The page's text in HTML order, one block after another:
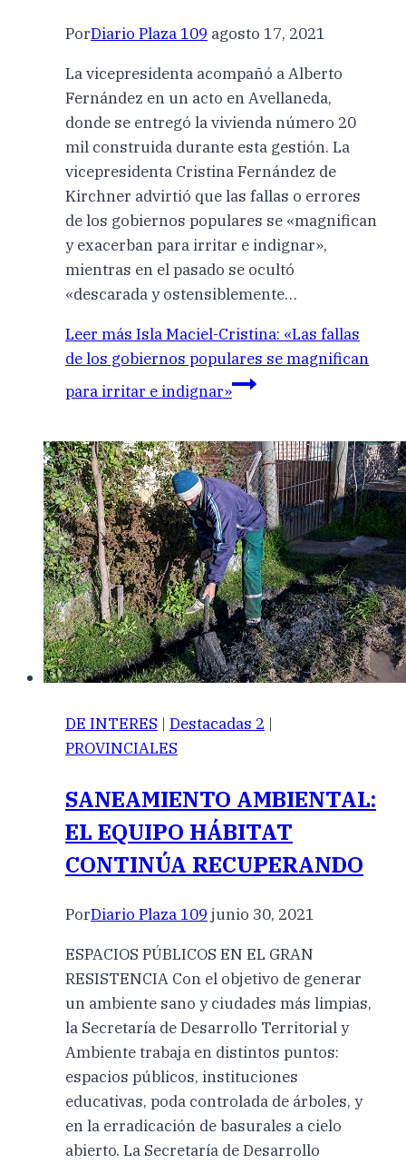
PorDiario Plaza 109 agosto 17, 2021
La vicepresidenta acompañó a Alberto
Fernández en un acto en Avellaneda,
donde se entregó la vivienda número 20
mil construida durante esta gestión. La
vicepresidenta Cristina Fernández de
Kirchner advirtió que las fallas o errores
de los gobiernos populares se «magnifican
y exacerban para irritar e indignar»,
mientras en el pasado se ocultó
«descarada y ostensiblemente…
Leer más Isla Maciel-Cristina: «Las fallas
de los gobiernos populares se magnifican
para irritar e indignar»
DE INTERES | Destacadas 2 |
PROVINCIALES
SANEAMIENTO AMBIENTAL:
EL EQUIPO HÁBITAT
CONTINÚA RECUPERANDO
PorDiario Plaza 109 junio 30, 2021
ESPACIOS PÚBLICOS EN EL GRAN
RESISTENCIA Con el objetivo de generar
un ambiente sano y ciudades más limpias,
la Secretaría de Desarrollo Territorial y
Ambiente trabaja en distintos puntos:
espacios públicos, instituciones
educativas, poda controlada de árboles, y
en la erradicación de basurales a cielo
abierto. La Secretaría de Desarrollo